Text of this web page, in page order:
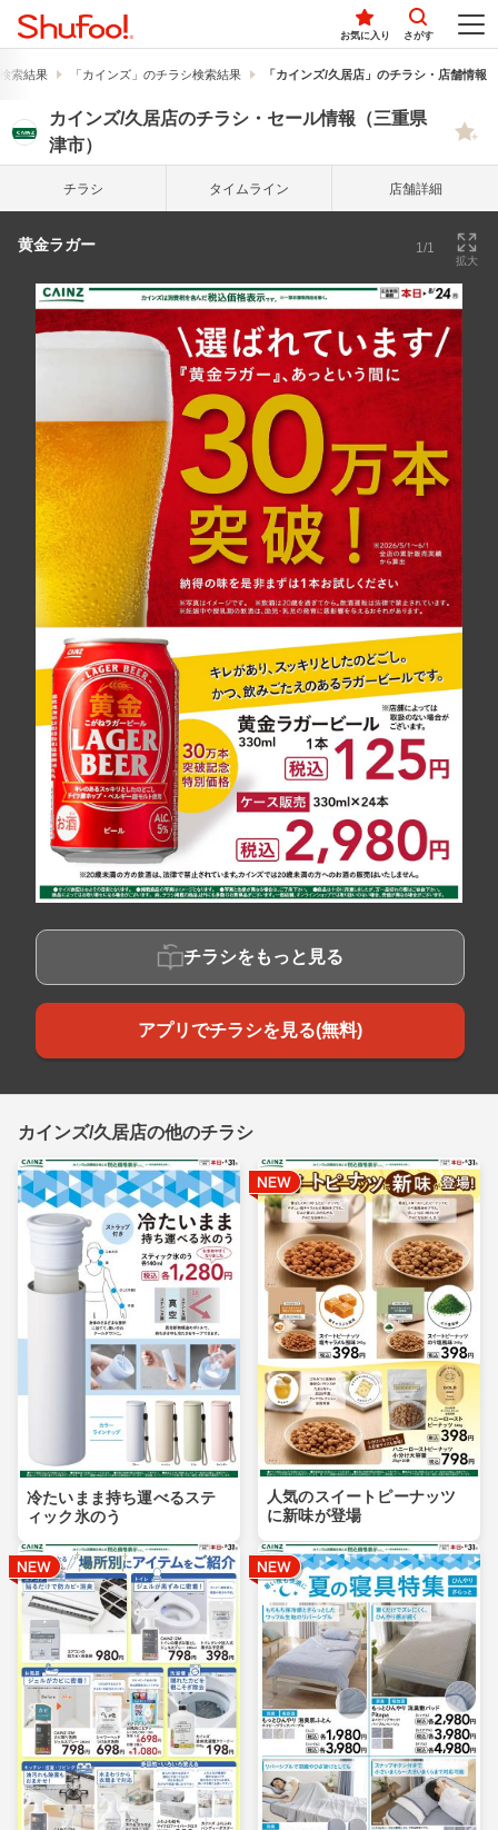
お気に入り さがす
索結果 「カインズ」のチラシ検索結果 「カインズ/久居店」のチラシ・店舗情報
カインズ/久居店のチラシ・セール情報（三重県
津市）
チラシ タイム ライン 店舗詳細
黄金ラガー 1/1
拡大
チラシをもっと見る
アプリでチラシを見る(無料)
カインズ/久居店の他のチラシ
冷たいまま持ち運べるステ
ィック氷のう
人気のスイートピーナッツ
に新味が登場